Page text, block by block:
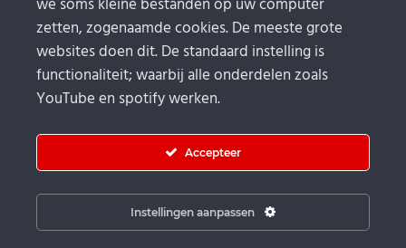
MAIL
Algemeen: info@baroeg.nl
Bands & boeking: leon@baroeg.nl
Promotie & publiciteit: francis@baroeg.nl
we soms kleine bestanden op uw computer
zetten, zogenaamde cookies. De meeste grote
websites doen dit. De standaard instelling is
functionaliteit; waarbij alle onderdelen zoals
YouTube en spotify werken.
Accepteer
Instellingen aanpassen